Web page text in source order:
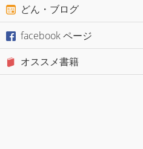
どん・ブログ
facebook ページ
オススメ書籍